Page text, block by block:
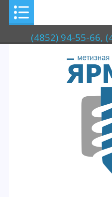
(4852) 94-55-66,